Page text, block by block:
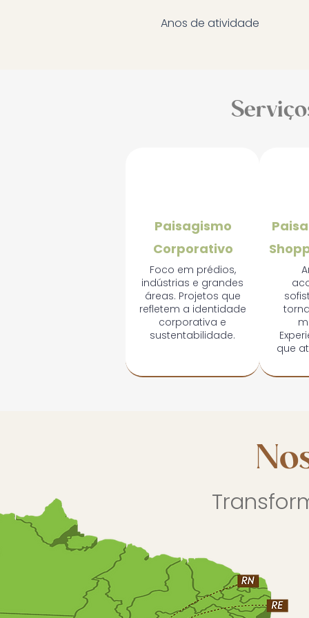
Anos de atividade
Paisagismo
Corporativo
Foco em prédios,
indústrias e grandes
áreas. Projetos que
refletem a identidade
corporativa e
sustentabilidade.
que